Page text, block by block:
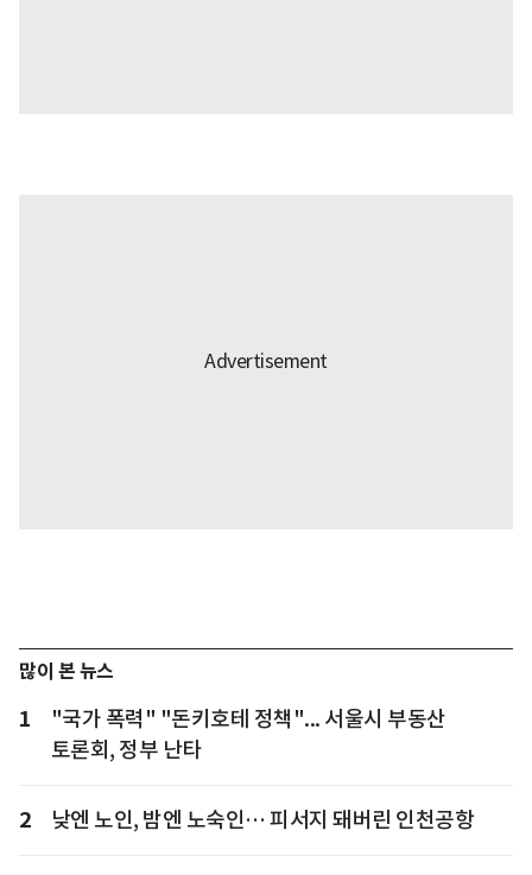
많이 본 뉴스
1
"국가 폭력" "돈키호테 정책"... 서울시 부동산
토론회, 정부 난타
2 낮엔 노인, 밤엔 노숙인… 피서지 돼버린 인천공항